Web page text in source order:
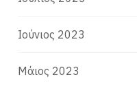
Ιούνιος 2023
Μάιος 2023